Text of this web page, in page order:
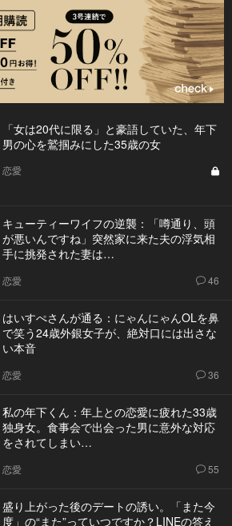
「女は20代に限る」と豪語していた、年下
男の心を鷲掴みにした35歳の女
恋愛
キューティーワイフの逆襲：「噂通り、頭
が悪いんですね」突然家に来た夫の浮気相
手に挑発された妻は…
恋愛 46
はいすぺさんが通る：にゃんにゃんOLを鼻
で笑う24歳外銀女子が、絶対口には出さな
い本音
恋愛 36
私の年下くん：年上との恋愛に疲れた33歳
独身女。食事会で出会った男に意外な対応
をされてしまい…
恋愛 55
盛り上がった後のデートの誘い。「また今
度」の“また”っていつですか？LINEの答え